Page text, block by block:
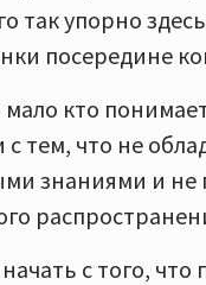
так упорно
посередине
кто
с тем, что не
знаниями и
с того, что